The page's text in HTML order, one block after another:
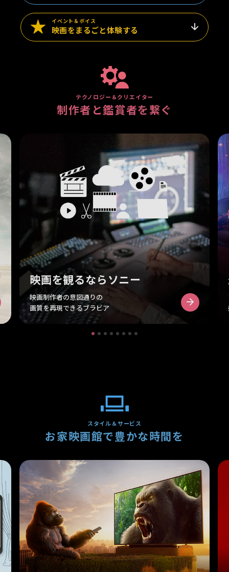
イベント＆ボイス
映画をまるごと体験する
テクノロジー＆クリエイター
制作者と鑑賞者を繋ぐ
映画を観るならソニー
映画制作者の意図通りの
画質を再現できるブラビア
スタイル＆サービス
お家映画館で豊かな時間を